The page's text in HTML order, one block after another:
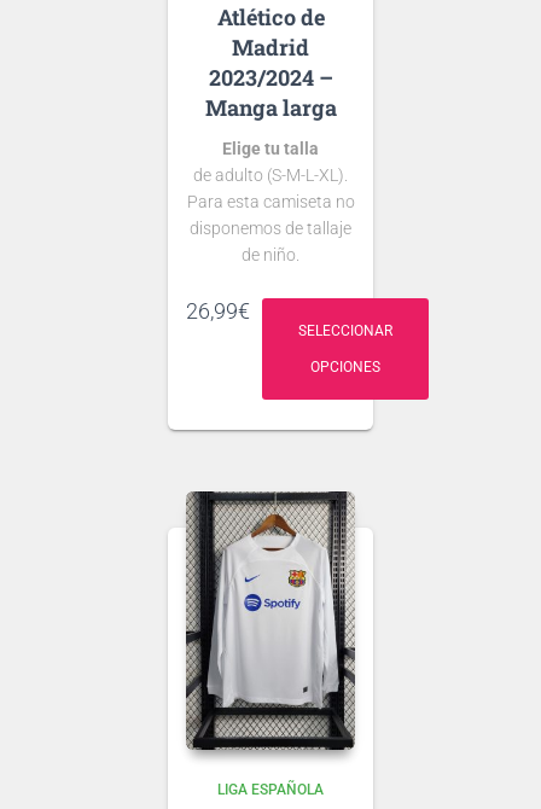
Atlético de
Madrid
2023/2024 –
Manga larga
Elige tu talla
de adulto (S-M-L-XL).
Para esta camiseta no
disponemos de tallaje
de niño.
consulta nuestra
nombre y número
personalizado o bien
de algún jugador, lo
que escribas será lo
que grabemos en tu
camiseta.
Ten en cuenta que si
aún no se ha
presentado la nueva
26,99€
SELECCIONAR
OPCIONES
LIGA ESPAÑOLA